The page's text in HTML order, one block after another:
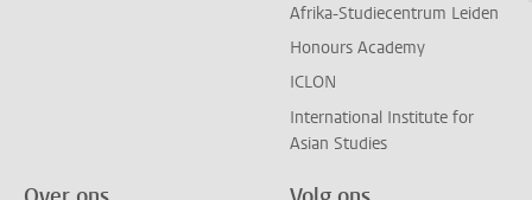
Afrika-Studiecentrum Leiden
Honours Academy
ICLON
International Institute for
Asian Studies